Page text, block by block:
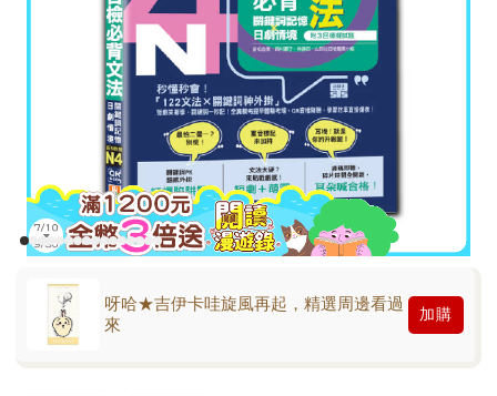
呀哈★吉伊卡哇旋風再起，精選周邊看過
來
加購